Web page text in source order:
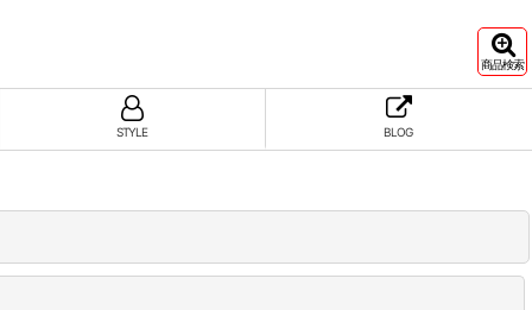
商品検索
STYLE BLOG